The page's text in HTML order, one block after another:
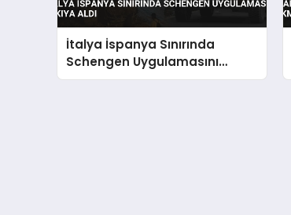
İtalya İspanya Sınırında
Schengen Uygulamasını
Askıya Aldı